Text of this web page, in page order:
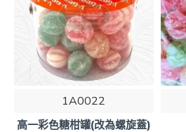
1A0022
高一彩色糖柑罐(改為螺旋蓋)